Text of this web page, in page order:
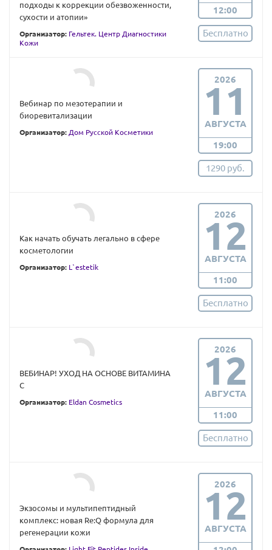
подходы к коррекции обезвоженности,
сухости и атопии»
Организатор: Гельтек. Центр Диагностики
Кожи
12:00
Бесплатно
Вебинар по мезотерапии и
биоревитализации
Организатор: Дом Русской Косметики
2026
11
АВГУСТА
19:00
1290 руб.
Как начать обучать легально в сфере
косметологии
Организатор: L`estetik
2026
12
АВГУСТА
11:00
Бесплатно
ВЕБИНАР! УХОД НА ОСНОВЕ ВИТАМИНА
С
Организатор: Eldan Cosmetics
2026
12
АВГУСТА
11:00
Бесплатно
Экзосомы и мультипептидный
комплекс: новая Re:Q формула для
регенерации кожи
2026
12
АВГУСТА